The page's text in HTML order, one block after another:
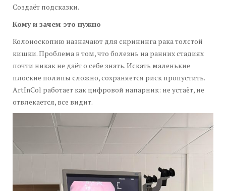
Создаёт подсказки.
Кому и зачем это нужно
Колоноскопию назначают для скрининга рака толстой
кишки. Проблема в том, что болезнь на ранних стадиях
почти никак не даёт о себе знать. Искать маленькие
плоские полипы сложно, сохраняется риск пропустить.
ArtInCol работает как цифровой напарник: не устаёт, не
отвлекается, все видит.